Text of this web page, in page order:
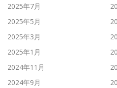
2025年7月
2025年5月
2025年3月
2025年1月
2024年11月
2024年9月